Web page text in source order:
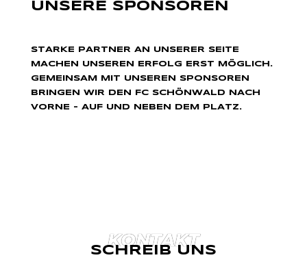
UNSERE SPONSOREN
STARKE PARTNER AN UNSERER SEITE
MACHEN UNSEREN ERFOLG ERST MÖGLICH.
GEMEINSAM MIT UNSEREN SPONSOREN
BRINGEN WIR DEN FC SCHÖNWALD NACH
VORNE – AUF UND NEBEN DEM PLATZ.
KONTAKT
SCHREIB UNS